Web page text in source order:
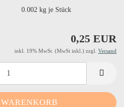
0.002kg je Stück
0,25 EUR
inkl. 19% MwSt. (MwSt inkl.) zzgl. Versand